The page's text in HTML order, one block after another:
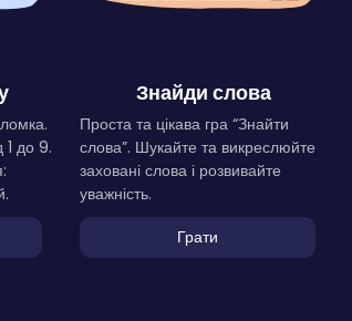
1 до 9.
Знайди слова
Проста та цікава гра “Знайти
слова”. Шукайте та викреслюйте
заховані слова і розвивайте
уважність.
Грати